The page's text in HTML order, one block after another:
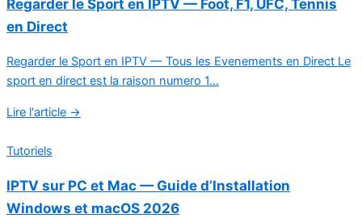
Regarder le Sport en IPTV — Foot, F1, UFC, Tennis
en Direct
Regarder le Sport en IPTV — Tous les Evenements en Direct Le
sport en direct est la raison numero 1...
Lire l'article →
Tutoriels
IPTV sur PC et Mac — Guide d’Installation
Windows et macOS 2026